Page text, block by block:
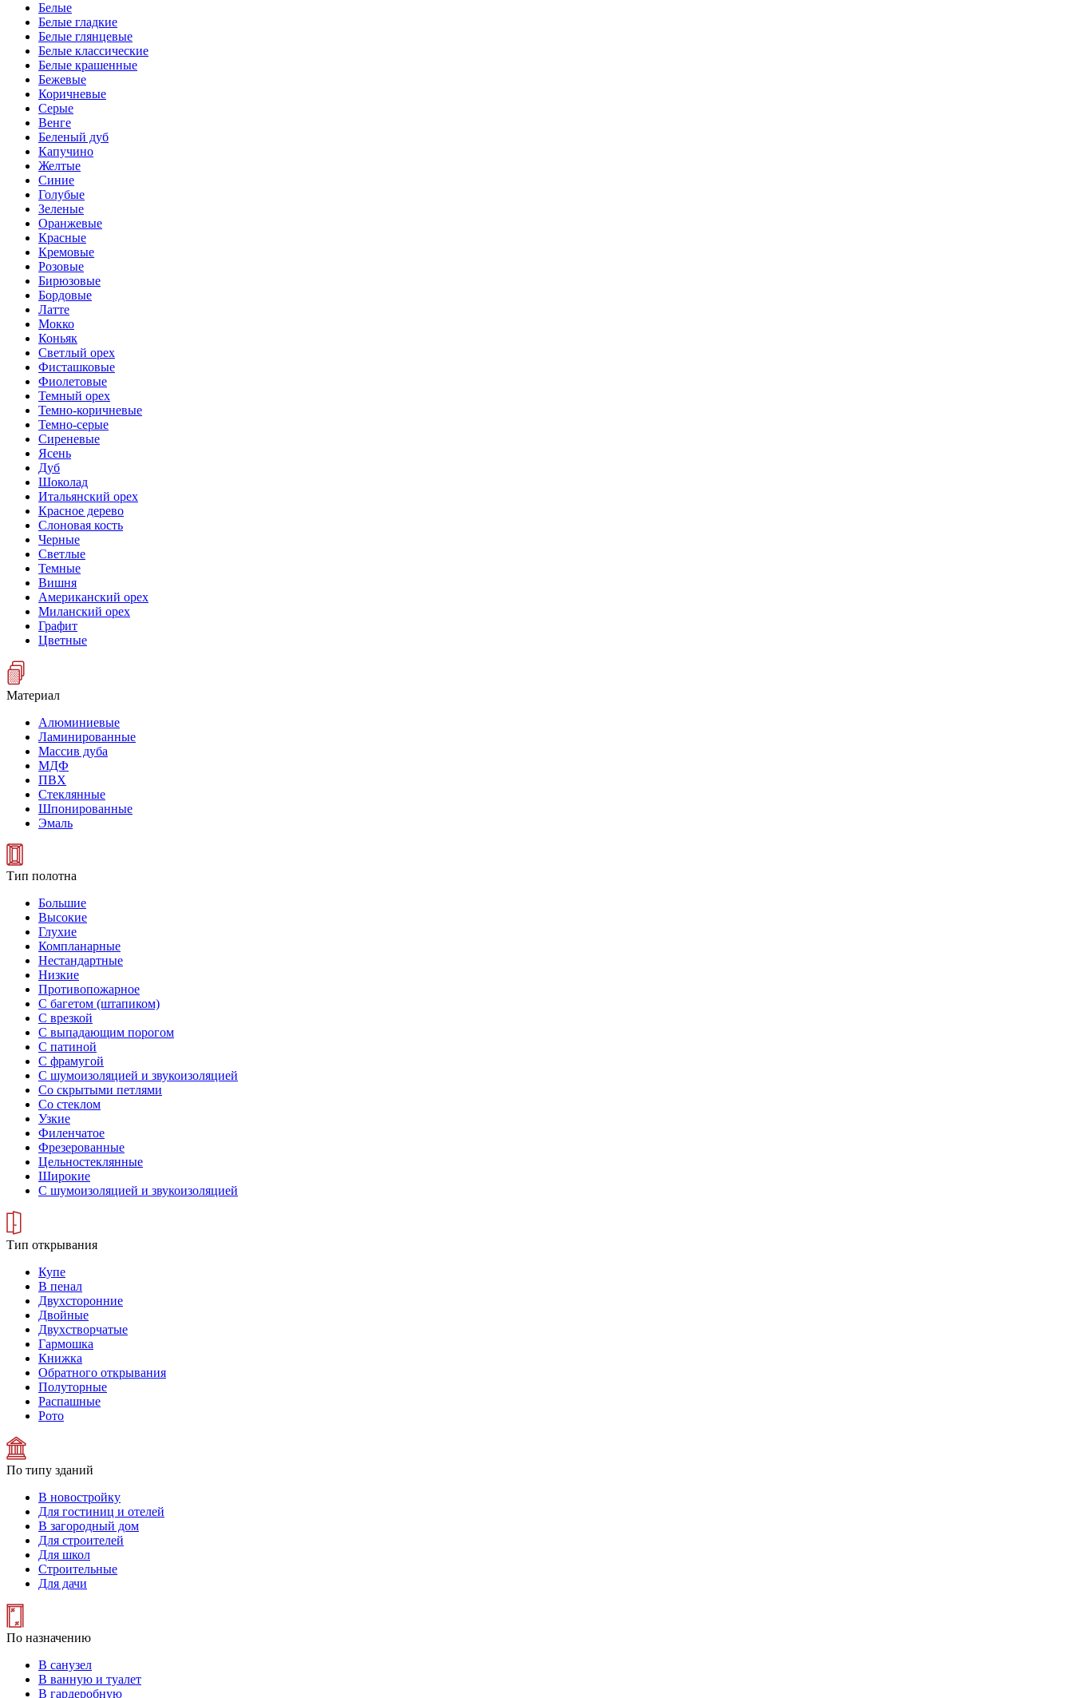
Белые
Белые гладкие
Белые глянцевые
Белые классические
Белые крашенные
Бежевые
Коричневые
Серые
Венге
Беленый дуб
Капучино
Желтые
Синие
Голубые
Зеленые
Оранжевые
Красные
Кремовые
Розовые
Бирюзовые
Бордовые
Латте
Мокко
Коньяк
Светлый орех
Фисташковые
Фиолетовые
Темный орех
Темно-коричневые
Темно-серые
Сиреневые
Ясень
Дуб
Шоколад
Итальянский орех
Красное дерево
Слоновая кость
Черные
Светлые
Темные
Вишня
Американский орех
Миланский орех
Графит
Цветные
Материал
Алюминиевые
Ламинированные
Массив дуба
МДФ
ПВХ
Стеклянные
Шпонированные
Эмаль
Тип полотна
Большие
Высокие
Глухие
Компланарные
Нестандартные
Низкие
Противопожарное
С багетом (штапиком)
С врезкой
С выпадающим порогом
С патиной
С фрамугой
С шумоизоляцией и звукоизоляцией
Со скрытыми петлями
Со стеклом
Узкие
Филенчатое
Фрезерованные
Цельностеклянные
Широкие
С шумоизоляцией и звукоизоляцией
Тип открывания
Купе
В пенал
Двухсторонние
Двойные
Двухстворчатые
Гармошка
Книжка
Обратного открывания
Полуторные
Распашные
Рото
По типу зданий
В новостройку
Для гостиниц и отелей
В загородный дом
Для строителей
Для школ
Строительные
Для дачи
По назначению
В санузел
В ванную и туалет
В гардеробную